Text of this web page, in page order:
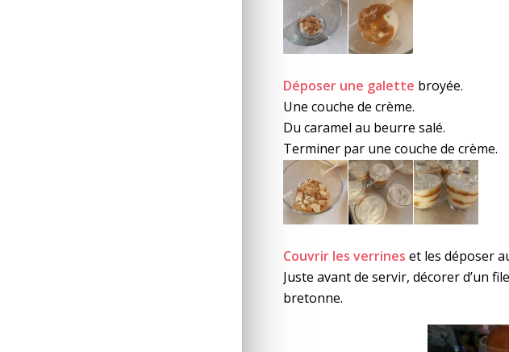
Déposer une galette broyée.
Une couche de crème.
Du caramel au beurre salé.
Terminer par une couche de crème.
Couvrir les verrines et les déposer
Juste avant de servir, décorer d’un
bretonne.